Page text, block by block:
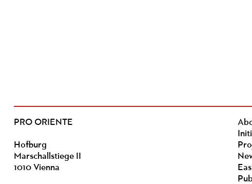
PRO ORIENTE
Hofburg
Marschallstiege II
1010 Vienna